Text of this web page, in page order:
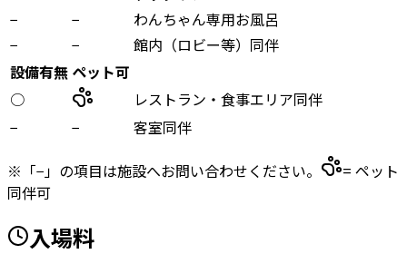
−
−
わんちゃん専用お風呂
−
−
館内（ロビー等）同伴
設備有無 ペット可
○
レストラン・食事エリア同伴
−
−
客室同伴
※「−」の項目は施設へお問い合わせください。
= ペット
同伴可
入場料